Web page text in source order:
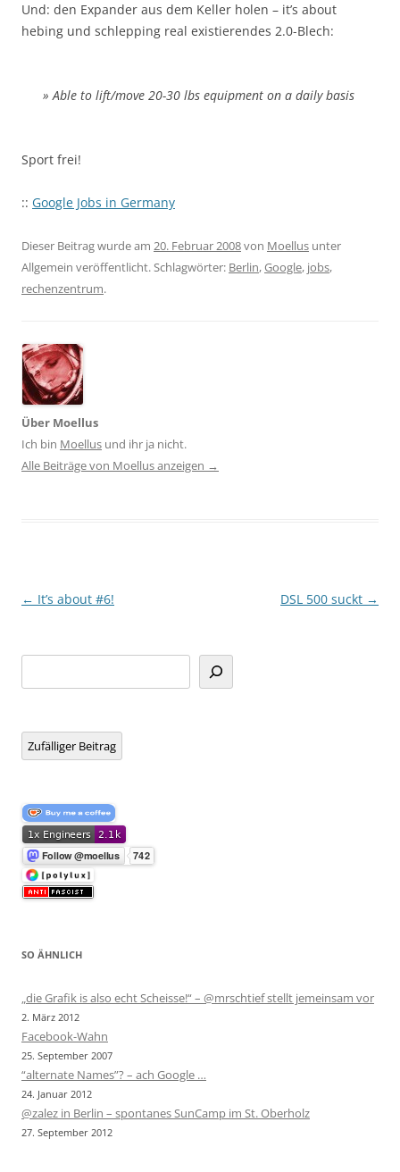
Und: den Expander aus dem Keller holen – it’s about
hebing und schlepping real existierendes 2.0-Blech:
»Able to lift/move 20-30 lbs equipment on a daily basis
Sport frei!
:: Google Jobs in Germany
Dieser Beitrag wurde am 20. Februar 2008von Moellus unter
Allgemein veröffentlicht. Schlagwörter: Berlin,Google, jobs,
rechenzentrum.
Über Moellus
Ich bin Moellus und ihr ja nicht.
Alle Beiträge von Moellus anzeigen →
Beitragsnavigation
← It’s about #6! DSL 500 suckt →
Zufälliger Beitrag
SO ÄHNLICH
„die Grafik is also echt Scheisse!“ – @mrschtief stellt jemeinsam vor
2. März 2012
Facebook-Wahn
25. September 2007
“alternate Names”? – ach Google …
24. Januar 2012
@zalez in Berlin – spontanes SunCamp im St. Oberholz
27. September 2012